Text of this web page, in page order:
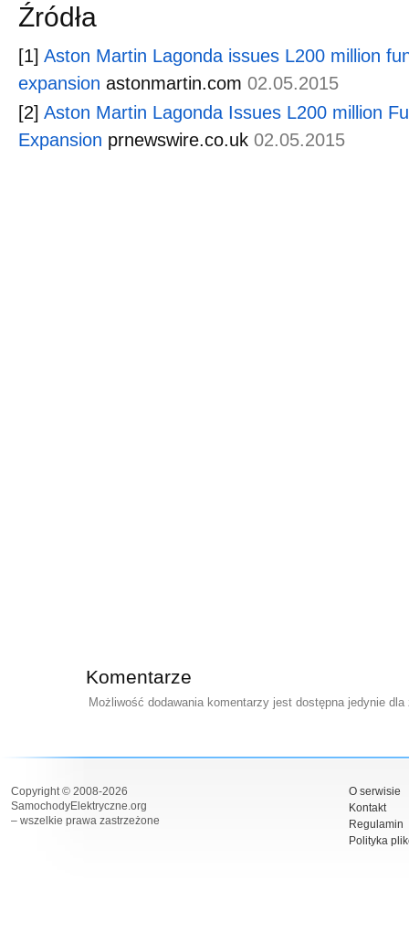
Źródła
[1] Aston Martin Lagonda issues L200 million
expansion astonmartin.com 02.05.2015
[2] Aston Martin Lagonda Issues L200 million
Expansion prnewswire.co.uk 02.05.2015
Komentarze
Możliwość dodawania komentarzy jest dostępna jedynie
Copyright © 2008-2026
SamochodyElektryczne.org
– wszelkie prawa zastrzeżone
O serwisie
Kontakt
Regulamin
Polityka